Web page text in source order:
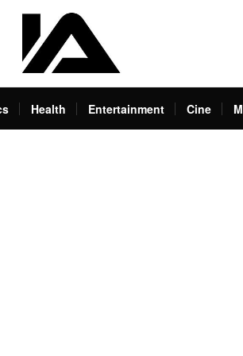
Health Entertainment Cine